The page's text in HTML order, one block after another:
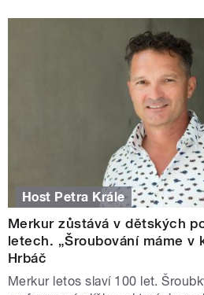
Host Petra Krále
Merkur zůstává v dětských
letech. „Šroubování máme v
Hrbáč
Merkur letos slaví 100 let.